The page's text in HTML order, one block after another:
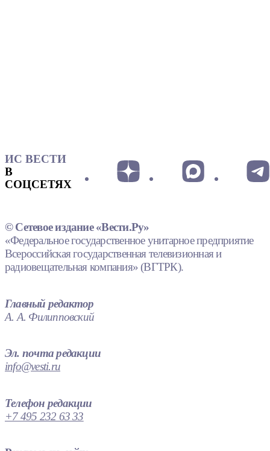
ИС ВЕСТИ
В
СОЦСЕТЯХ
© Сетевое издание «Вести.Ру»
«Федеральное государственное унитарное предприятие
Всероссийская государственная телевизионная и
радиовещательная компания» (ВГТРК).
Главный редактор
А. А. Филипповский
Эл. почта редакции
info@vesti.ru
Телефон редакции
+7 495 232 63 33